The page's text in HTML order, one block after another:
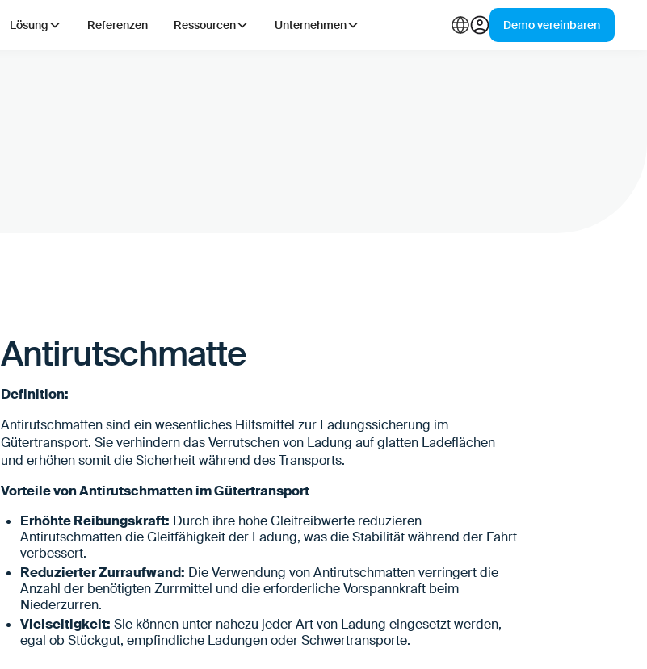
Lösung Referenzen Ressourcen Unternehmen Demo vereinbaren
Antirutschmatte
Definition:
Antirutschmatten sind ein wesentliches Hilfsmittel zur Ladungssicherung im
Gütertransport. Sie verhindern das Verrutschen von Ladung auf glatten Ladeflächen
und erhöhen somit die Sicherheit während des Transports.
Vorteile von Antirutschmatten im Gütertransport
Erhöhte Reibungskraft: Durch ihre hohe Gleitreibwerte reduzieren
Antirutschmatten die Gleitfähigkeit der Ladung, was die Stabilität während der Fahrt
verbessert.
Reduzierter Zurraufwand: Die Verwendung von Antirutschmatten verringert die
Anzahl der benötigten Zurrmittel und die erforderliche Vorspannkraft beim
Niederzurren.
Vielseitigkeit: Sie können unter nahezu jeder Art von Ladung eingesetzt werden,
egal ob Stückgut, empfindliche Ladungen oder Schwertransporte.